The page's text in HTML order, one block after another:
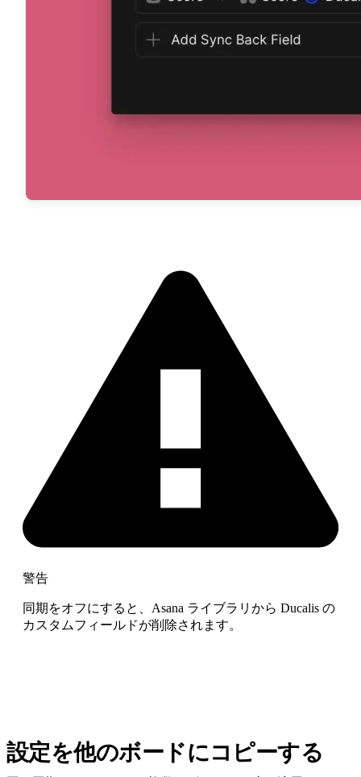
警告
同期をオフにすると、Asana ライブラリから Ducalis の
カスタムフィールドが削除されます。
設定を他のボードにコピーする